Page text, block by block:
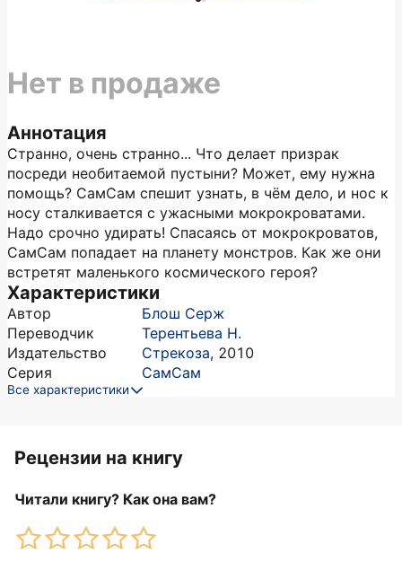
Аннотация
Странно, очень странно... Что делает призрак
посреди необитаемой пустыни? Может, ему нужна
помощь? СамСам спешит узнать, в чём дело, и нос к
носу сталкивается с ужасными мокрокроватами.
Надо срочно удирать! Спасаясь от мокрокроватов,
СамСам попадает на планету монстров. Как же они
встретят маленького космического героя?
Характеристики
Автор
Блош Серж
Переводчик
Терентьева Н.
Издательство
Стрекоза, 2010
Серия
СамСам
Все характеристики
Нет в продаже
Рецензии на книгу
Читали книгу? Как она вам?